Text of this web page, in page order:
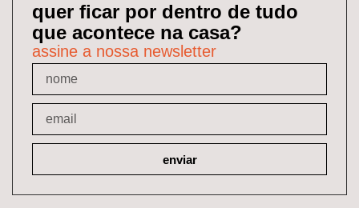
quer ficar por dentro de tudo
que acontece na casa?
assine a nossa newsletter
enviar